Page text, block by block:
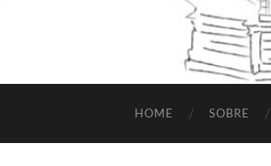
HOME SOBRE